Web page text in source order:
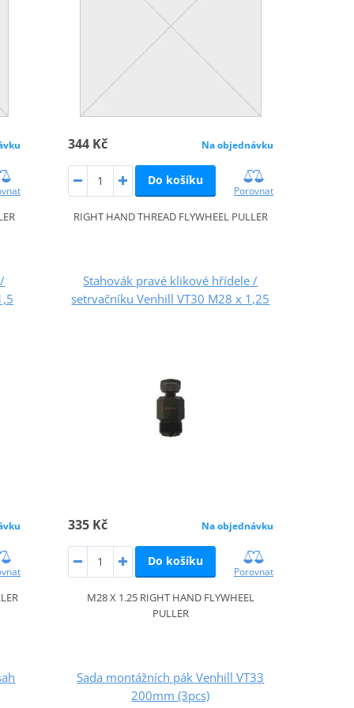
344 Kč Na objednávku
Do košíku
Porovnat
RIGHT HAND THREAD FLYWHEEL PULLER
Stahovák pravé klikové hřídele /
setrvačníku Venhill VT30 M28 x 1,25
335 Kč Na objednávku
Do košíku
Porovnat
M28 X 1.25 RIGHT HAND FLYWHEEL
PULLER
Sada montážních pák Venhill VT33
200mm (3pcs)